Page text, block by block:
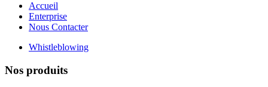
Accueil
Enterprise
Nous Contacter
Whistleblowing
Nos produits